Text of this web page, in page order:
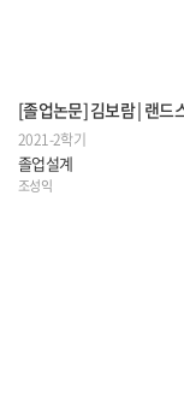
2021-2학기
졸업설계
조성익